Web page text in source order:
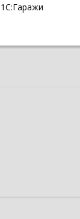
1С:Гаражи